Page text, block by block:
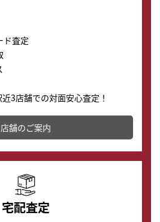
ド査定
3店舗での対面安心査定！
す。渋谷本店では、時計販売の
取りに出してお得に新しい時計
店舗のご案内
宅配査定